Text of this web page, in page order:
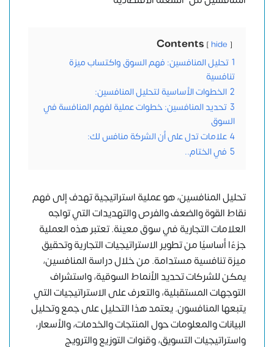
Contents hide
1 تحليل المنافسين: فهم السوق واكتساب ميزة
تنافسية
2 الخطوات الأساسية لتحليل المنافسين:
3 تحديد المنافسين: خطوات عملية لفهم المنافسة في
السوق
4 علامات تدل على أن الشركة منافس لك:
5 في الختام..
تحليل المنافسين، هو عملية استراتيجية تهدف إلى فهم
نقاط القوة والضعف والفرص والتهديدات التي تواجه
العلامات التجارية في سوق معينة. تعتبر هذه العملية
جزءًا أساسيًا من تطوير الاستراتيجيات التجارية وتحقيق
ميزة تنافسية مستدامة. من خلال دراسة المنافسين،
يمكن للشركات تحديد الأنماط السوقية، واستشراف
التوجهات المستقبلية، والتعرف على الاستراتيجيات التي
يتبعها المنافسون. يعتمد هذا التحليل على جمع وتحليل
البيانات والمعلومات حول المنتجات والخدمات، والأسعار،
واستراتيجيات التسويق، وقنوات التوزيع والترويج